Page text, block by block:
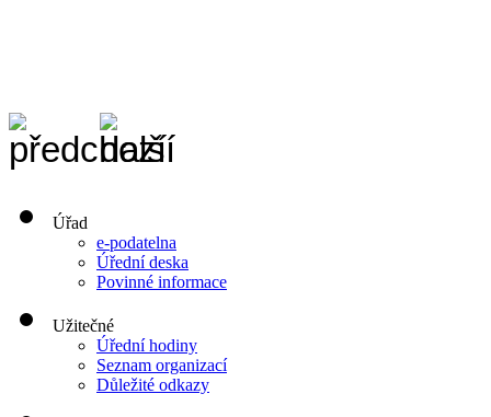
Úřad
e-podatelna
Úřední deska
Povinné informace
Užitečné
Úřední hodiny
Seznam organizací
Důležité odkazy